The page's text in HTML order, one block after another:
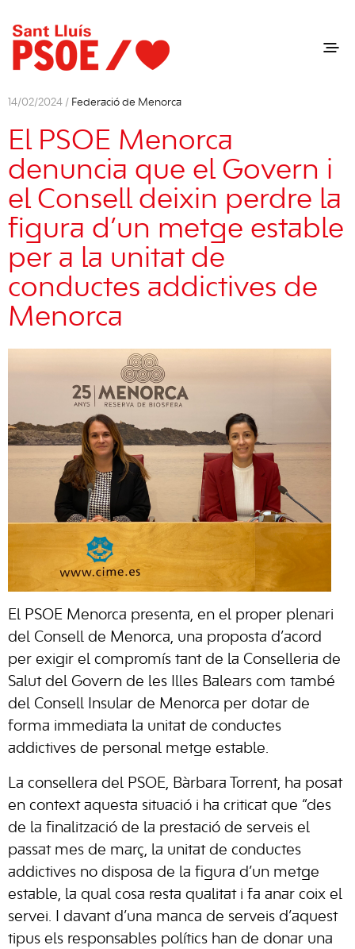
14/02/2024 / Federació de Menorca
El PSOE Menorca
denuncia que el Govern i
el Consell deixin perdre la
figura d’un metge estable
per a la unitat de
conductes addictives de
Menorca
El PSOE Menorca presenta, en el proper plenari
del Consell de Menorca, una proposta d’acord
per exigir el compromís tant de la Conselleria de
Salut del Govern de les Illes Balears com també
del Consell Insular de Menorca per dotar de
forma immediata la unitat de conductes
addictives de personal metge estable.
La consellera del PSOE, Bàrbara Torrent, ha posat
en context aquesta situació i ha criticat que “des
de la finalització de la prestació de serveis el
passat mes de març, la unitat de conductes
addictives no disposa de la figura d’un metge
estable, la qual cosa resta qualitat i fa anar coix el
servei. I davant d’una manca de serveis d’aquest
tipus els responsables polítics han de donar una